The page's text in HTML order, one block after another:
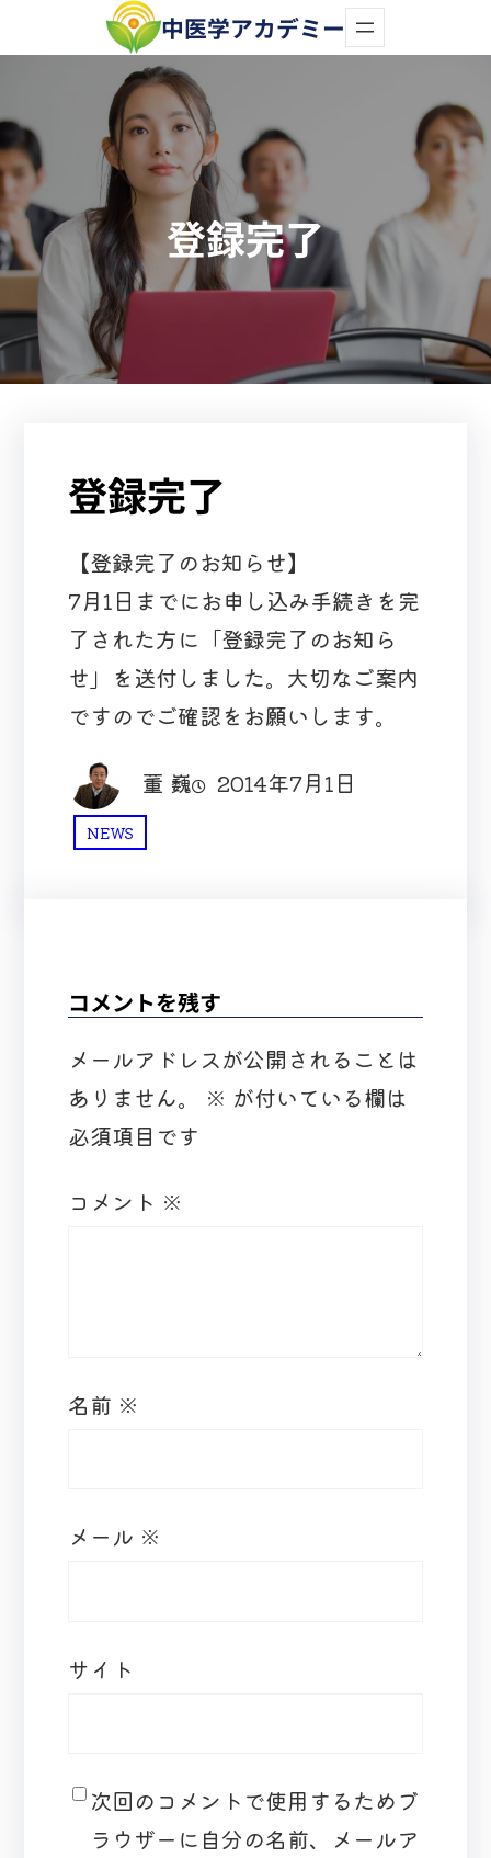
容
ス
キ
ッ
プ
中医学アカデミー
登録完了
登録完了
【登録完了のお知らせ】
7月1日までにお申し込み手続きを完
了された方に「登録完了のお知ら
せ」を送付しました。大切なご案内
ですのでご確認をお願いします。
董 巍 2014年7月1日
NEWS
コメントを残す
メールアドレスが公開されることは
ありません。
※ が付いている欄は
必須項目です
コメント ※
名前 ※
メール ※
サイト
次回のコメントで使用するためブ
ラウザーに自分の名前、メールア